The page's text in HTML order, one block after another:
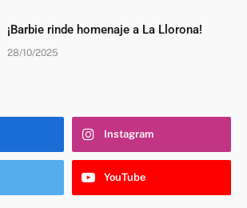
¡Barbie rinde homenaje a La Llorona!
28/10/2025
Instagram
YouTube